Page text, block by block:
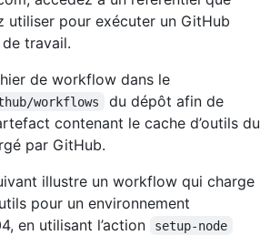
utiliser pour exécuter un GitHub
travail.
de workflow dans le
workflows
du dépôt afin de
contenant le cache d’outils du
par GitHub.
illustre un workflow qui charge
pour un environnement
en utilisant l’action
setup-node